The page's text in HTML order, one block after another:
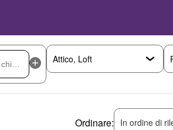
Ordinare: In ordine di